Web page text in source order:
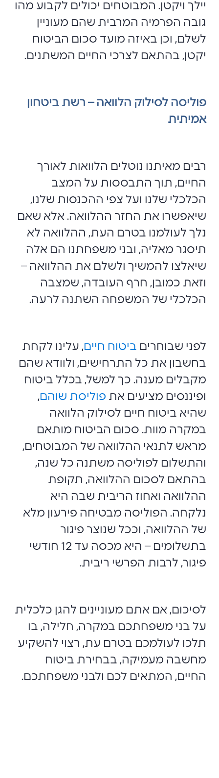
יילך ויקטן. המבוטחים יכולים לקבוע מהו
גובה הפרמיה המרבית שהם מעוניין
לשלם, וכן באיזה מועד סכום הביטוח
יקטן, בהתאם לצרכי החיים המשתנים.
פוליסה לסילוק הלוואה – רשת ביטחון
אמיתית
רבים מאיתנו נוטלים הלוואות לאורך
החיים, תוך התבססות על המצב
הכלכלי שלנו ועל צפי ההכנסות שלנו,
שיאפשרו את החזר ההלוואה. אלא שאם
נלך לעולמנו בטרם העת, ההלוואה לא
תיסגר מאליה, ובני משפחתנו הם אלה
שיאלצו להמשיך ולשלם את ההלוואה –
וזאת כמובן, חרף העובדה, שמצבה
הכלכלי של המשפחה השתנה לרעה.
לפני שבוחרים ביטוח חיים, עלינו לקחת
בחשבון את כל התרחישים, ולוודא שהם
מקבלים מענה. כך למשל, בכלל ביטוח
ופיננסים מציעים את פוליסת שוהם,
שהיא ביטוח חיים לסילוק הלוואה
במקרה מוות. סכום הביטוח מותאם
מראש לתנאי ההלוואה של המבוטחים,
והתשלום לפוליסה משתנה כל שנה,
בהתאם לסכום ההלוואה, תקופת
ההלוואה ואחוז הריבית שבה היא
נלקחה. הפוליסה מבטיחה פירעון מלא
של ההלוואה, וככל שנוצר פיגור
בתשלומים – היא מכסה עד 12 חודשי
פיגור, לרבות הפרשי ריבית.
לסיכום, אם אתם מעוניינים להגן כלכלית
על בני משפחתכם במקרה, חלילה, בו
תלכו לעולמכם בטרם עת, רצוי להשקיע
מחשבה מעמיקה, בבחירת ביטוח
החיים, המתאים לכם ולבני משפחתכם.